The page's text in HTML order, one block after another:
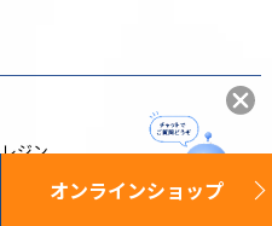
レジン
オンラインショップ